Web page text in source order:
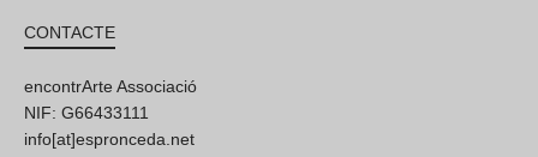
CONTACTE
encontrArte Associació
NIF: G66433111
info[at]espronceda.net